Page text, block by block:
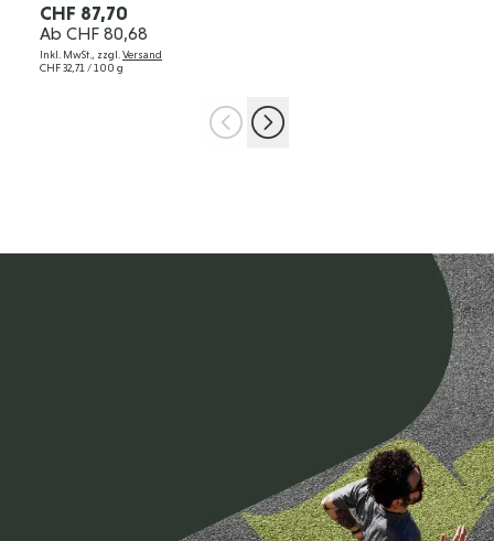
CHF 87,70
Ab CHF 80,68
Inkl. MwSt., zzgl. Versand
CHF 32,71 / 100 g